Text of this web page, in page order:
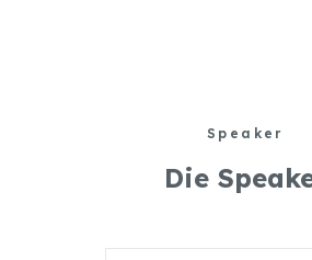
Speaker
Die